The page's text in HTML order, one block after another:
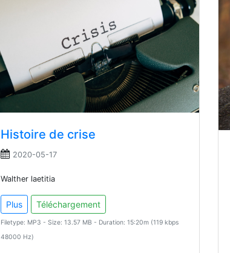
Histoire de crise
2020-05-17
Walther laetitia
Plus Téléchargement
Filetype: MP3 - Size: 13.57 MB - Duration: 15:20m (119 kbps
48000 Hz)